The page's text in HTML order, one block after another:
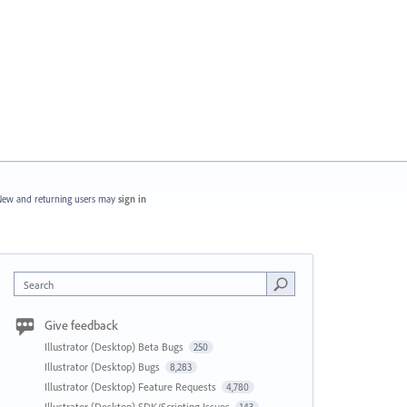
and returning users may sign in
Search
Give feedback
Illustrator (Desktop) Beta Bugs 250
Illustrator (Desktop) Bugs 8,283
Illustrator (Desktop) Feature Requests 4,780